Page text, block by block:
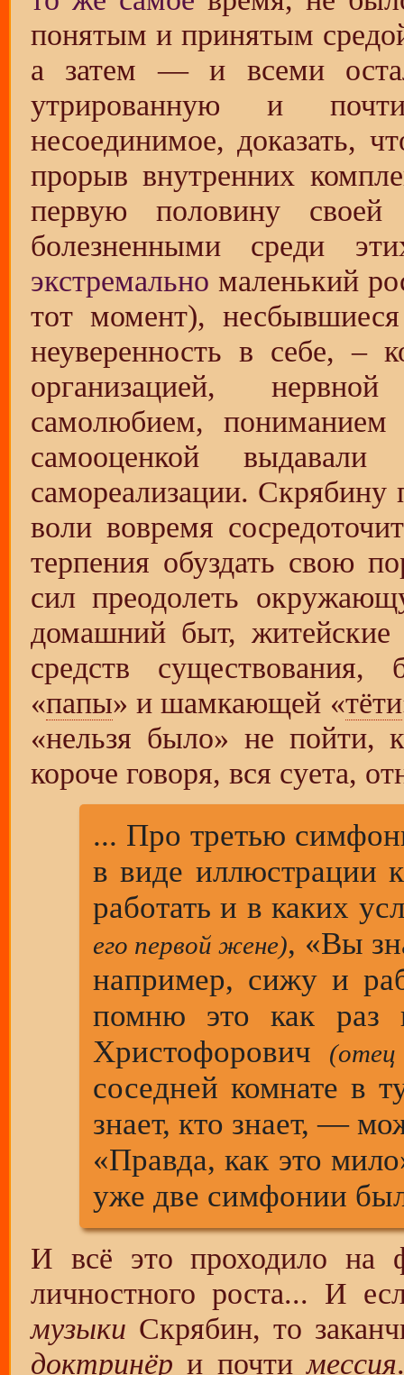
понятым и принятым
а затем — и всеми
утрированную и
несоединимое, доказать,
прорыв внутренних
первую половину
болезненными среди
экстремально маленький
тот момент),
неуверенность в себе, –
организацией,
самолюбием, пониманием
самооценкой
самореализации. Скрябину
воли вовремя
терпения обуздать свою
сил преодолеть
домашний быт, житейские
средств
«папы» и шамкающей «тёти
«нельзя было» не пойти,
короче говоря, вся суета,
... Про третью
в виде иллюстрации
работать и в каких
его первой жене), «Вы
например, сижу и
помню это как раз
Христофорович
соседней комнате в
знает, кто знает, —
«Правда, как это
уже две симфонии
И всё это проходило на
личностного роста... И
музыки Скрябин, то
доктринёр и почтимессия